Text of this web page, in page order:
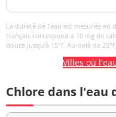
La dureté de l’eau est mesurée en
français correspond à 10 mg de
douce jusqu’à 15°f. Au-delà de
Villes où
Chlore dans l'eau